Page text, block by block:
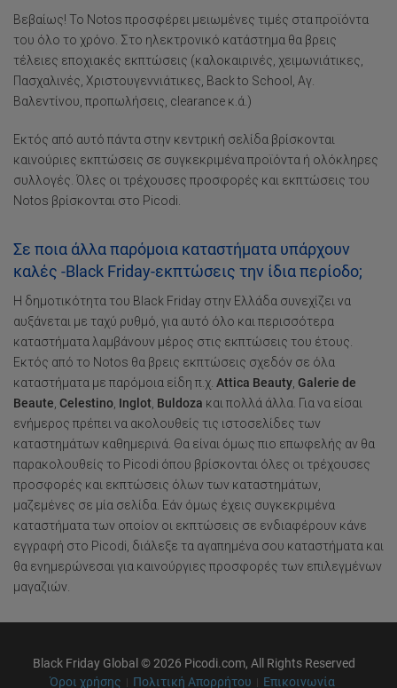
Βεβαίως! Το Notos προσφέρει μειωμένες τιμές στα προϊόντα
του όλο το χρόνο. Στο ηλεκτρονικό κατάστημα θα βρεις
τέλειες εποχιακές εκπτώσεις (καλοκαιρινές, χειμωνιάτικες,
Πασχαλινές, Χριστουγεννιάτικες, Back to School, Αγ.
Βαλεντίνου, προπωλήσεις, clearance κ.ά.)
Εκτός από αυτό πάντα στην κεντρική σελίδα βρίσκονται
καινούριες εκπτώσεις σε συγκεκριμένα προϊόντα ή ολόκληρες
συλλογές. Όλες οι τρέχουσες προσφορές και εκπτώσεις του
Notos βρίσκονται στο Picodi.
Σε ποια άλλα παρόμοια καταστήματα υπάρχουν
καλές -Black Friday-εκπτώσεις την ίδια περίοδο;
Η δημοτικότητα του Black Friday στην Ελλάδα συνεχίζει να
αυξάνεται με ταχύ ρυθμό, για αυτό όλο και περισσότερα
καταστήματα λαμβάνουν μέρος στις εκπτώσεις του έτους.
Εκτός από το Notos θα βρεις εκπτώσεις σχεδόν σε όλα
καταστήματα με παρόμοια είδη π.χ. Attica Beauty Galerie de
Beaute Celestino Inglot Buldoza και πολλά άλλα. Για να είσαι
ενήμερος πρέπει να ακολουθείς τις ιστοσελίδες των
καταστημάτων καθημερινά. Θα είναι όμως πιο επωφελής αν θα
παρακολουθείς το Picodi όπου βρίσκονται όλες οι τρέχουσες
προσφορές και εκπτώσεις όλων των καταστημάτων,
μαζεμένες σε μία σελίδα. Εάν όμως έχεις συγκεκριμένα
καταστήματα των οποίον οι εκπτώσεις σε ενδιαφέρουν κάνε
εγγραφή στο Picodi, διάλεξε τα αγαπημένα σου καταστήματα και
θα ενημερώνεσαι για καινούργιες προσφορές των επιλεγμένων
μαγαζιών.
Black Friday Global © 2026 Picodi.com, All Rights Reserved
Όροι χρήσης
Πολιτική Απορρήτου Επικοινωνία